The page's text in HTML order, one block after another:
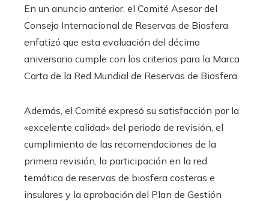
En un anuncio anterior, el Comité Asesor del
Consejo Internacional de Reservas de Biosfera
enfatizó que esta evaluación del décimo
aniversario cumple con los criterios para la Marca
Carta de la Red Mundial de Reservas de Biosfera.
Además, el Comité expresó su satisfacción por la
«excelente calidad» del periodo de revisión, el
cumplimiento de las recomendaciones de la
primera revisión, la participación en la red
temática de reservas de biosfera costeras e
insulares y la aprobación del Plan de Gestión